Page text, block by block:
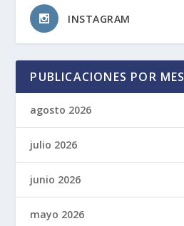
INSTAGRAM
PUBLICACIONES POR MES
agosto 2026
julio 2026
junio 2026
mayo 2026